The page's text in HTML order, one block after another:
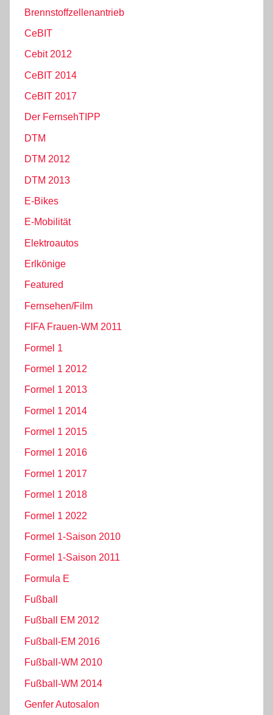
Brennstoffzellenantrieb
CeBIT
Cebit 2012
CeBIT 2014
CeBIT 2017
Der FernsehTIPP
DTM
DTM 2012
DTM 2013
E-Bikes
E-Mobilität
Elektroautos
Erlkönige
Featured
Fernsehen/Film
FIFA Frauen-WM 2011
Formel 1
Formel 1 2012
Formel 1 2013
Formel 1 2014
Formel 1 2015
Formel 1 2016
Formel 1 2017
Formel 1 2018
Formel 1 2022
Formel 1-Saison 2010
Formel 1-Saison 2011
Formula E
Fußball
Fußball EM 2012
Fußball-EM 2016
Fußball-WM 2010
Fußball-WM 2014
Genfer Autosalon